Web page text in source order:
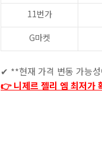
11번가
G마켓
✔ **현재 가격 변동 가능
👉 니제르 젤리 엠 최저가